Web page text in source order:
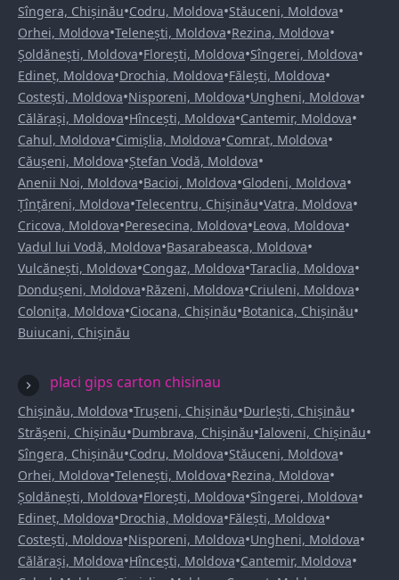
Sîngera, Chișinău•Codru, Moldova•Stăuceni, Moldova•
Orhei, Moldova•Telenești, Moldova•Rezina, Moldova•
Șoldănești, Moldova•Florești, Moldova•Sîngerei, Moldova•
Edineț, Moldova•Drochia, Moldova•Fălești, Moldova•
Costești, Moldova•Nisporeni, Moldova•Ungheni, Moldova•
Călărași, Moldova•Hîncești, Moldova•Cantemir, Moldova•
Cahul, Moldova•Cimișlia, Moldova•Comrat, Moldova•
Căușeni, Moldova•Ștefan Vodă, Moldova•
Anenii Noi, Moldova•Bacioi, Moldova•Glodeni, Moldova•
Țînțăreni, Moldova•Telecentru, Chișinău•Vatra, Moldova•
Cricova, Moldova•Peresecina, Moldova•Leova, Moldova•
Vadul lui Vodă, Moldova•Basarabeasca, Moldova•
Vulcănești, Moldova•Congaz, Moldova•Taraclia, Moldova•
Dondușeni, Moldova•Răzeni, Moldova•Criuleni, Moldova•
Colonița, Moldova•Ciocana, Chișinău•Botanica, Chișinău•
Buiucani, Chișinău
placi gips carton chisinau
Chișinău, Moldova•Trușeni, Chișinău•Durlești, Chișinău•
Strășeni, Chișinău•Dumbrava, Chișinău•Ialoveni, Chișinău•
Sîngera, Chișinău•Codru, Moldova•Stăuceni, Moldova•
Orhei, Moldova•Telenești, Moldova•Rezina, Moldova•
Șoldănești, Moldova•Florești, Moldova•Sîngerei, Moldova•
Edineț, Moldova•Drochia, Moldova•Fălești, Moldova•
Costești, Moldova•Nisporeni, Moldova•Ungheni, Moldova•
Călărași, Moldova•Hîncești, Moldova•Cantemir, Moldova•